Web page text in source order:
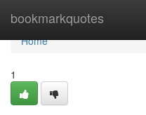
bookmarkquotes
Home
Home
1